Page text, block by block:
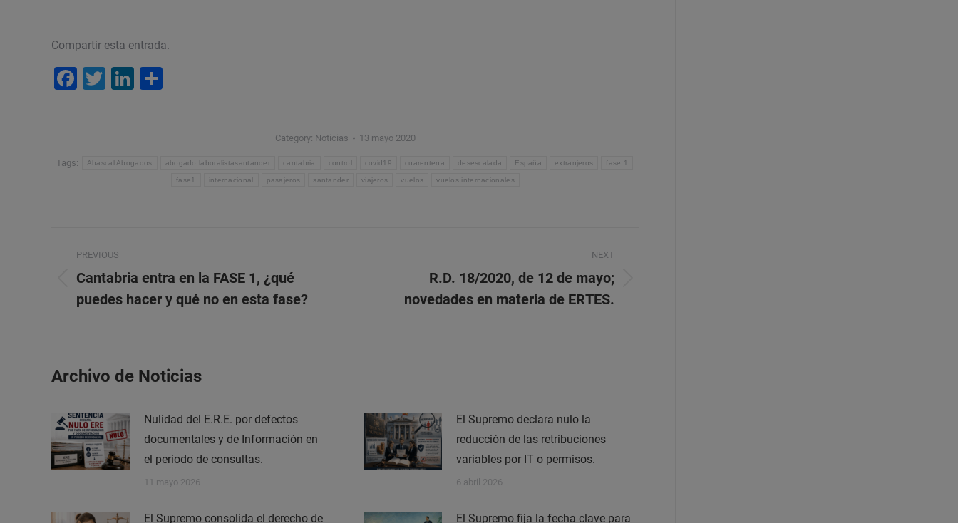
Compartir esta entrada.
Facebook
TwitterLinkedIn
Category: Noticias 13 mayo 2020
Tags: Abascal Abogados abogado laboralistasantander cantabria control covid19 cuarentena desescalada España extranjeros fase 1
fase1 internacional pasajeros santander viajeros vuelos vuelos internacionales
navigation
PREVIOUS
Previous
post:
Cantabria entra en la FASE 1, ¿qué
puedes hacer y qué no en esta fase?
NEXT
R.D. 18/2020, de 12 de mayo;
novedades en materia de ERTES.
Archivo de Noticias
Nulidad del E.R.E. por defectos
documentales y de Información en
el periodo de consultas.
11 mayo 2026
El Supremo declara nulo la
reducción de las retribuciones
variables por IT o permisos.
6 abril 2026
El Supremo consolida el derecho de El Supremo fija la fecha clave para